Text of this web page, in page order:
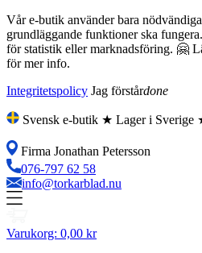
Vår e-butik använder bara
grundläggande funktioner ska
för statistik eller marknadsföring. 🤗
för mer info.
Integritetspolicy Jag förstårdone
Svensk e-butik ★ Lager i Sverige
Firma Jonathan Petersson
076-797 62 58
info@torkarblad.nu
Varukorg: 0,00 kr